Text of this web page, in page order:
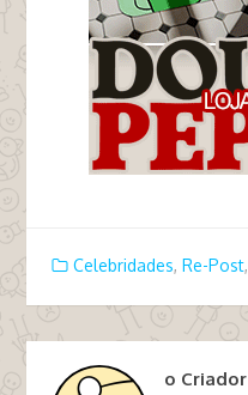
Celebridades, Re-Post,
o Criador